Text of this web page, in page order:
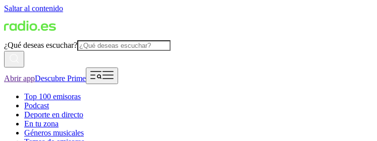
Saltar al contenido
¿Qué deseas escuchar?
Abrir appDescubre Prime
Top 100 emisoras
Podcast
Deporte en directo
En tu zona
Géneros musicales